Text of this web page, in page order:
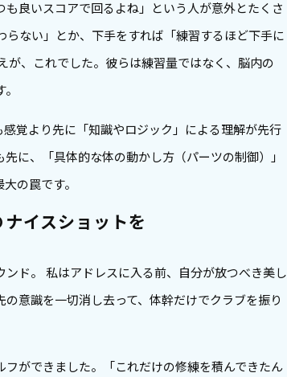
良いスコアで回るよね」という人が意外とたくさ
ない」とか、下手をすれば「練習するほど下手に
が、これでした。彼らは練習量ではなく、脳内の
覚より先に「知識やロジック」による理解が先行
に、「具体的な体の動かし方（パーツの制御）」
の罠です。
イスショットを
ド。 私はアドレスに入る前、自分が放つべき美し
意識を一切消し去って、体幹だけでクラブを振り
ができました。「これだけの修練を積んできたん